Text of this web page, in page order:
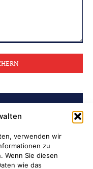
verwenden wir
zu
Wenn Sie diesen
wie das
in